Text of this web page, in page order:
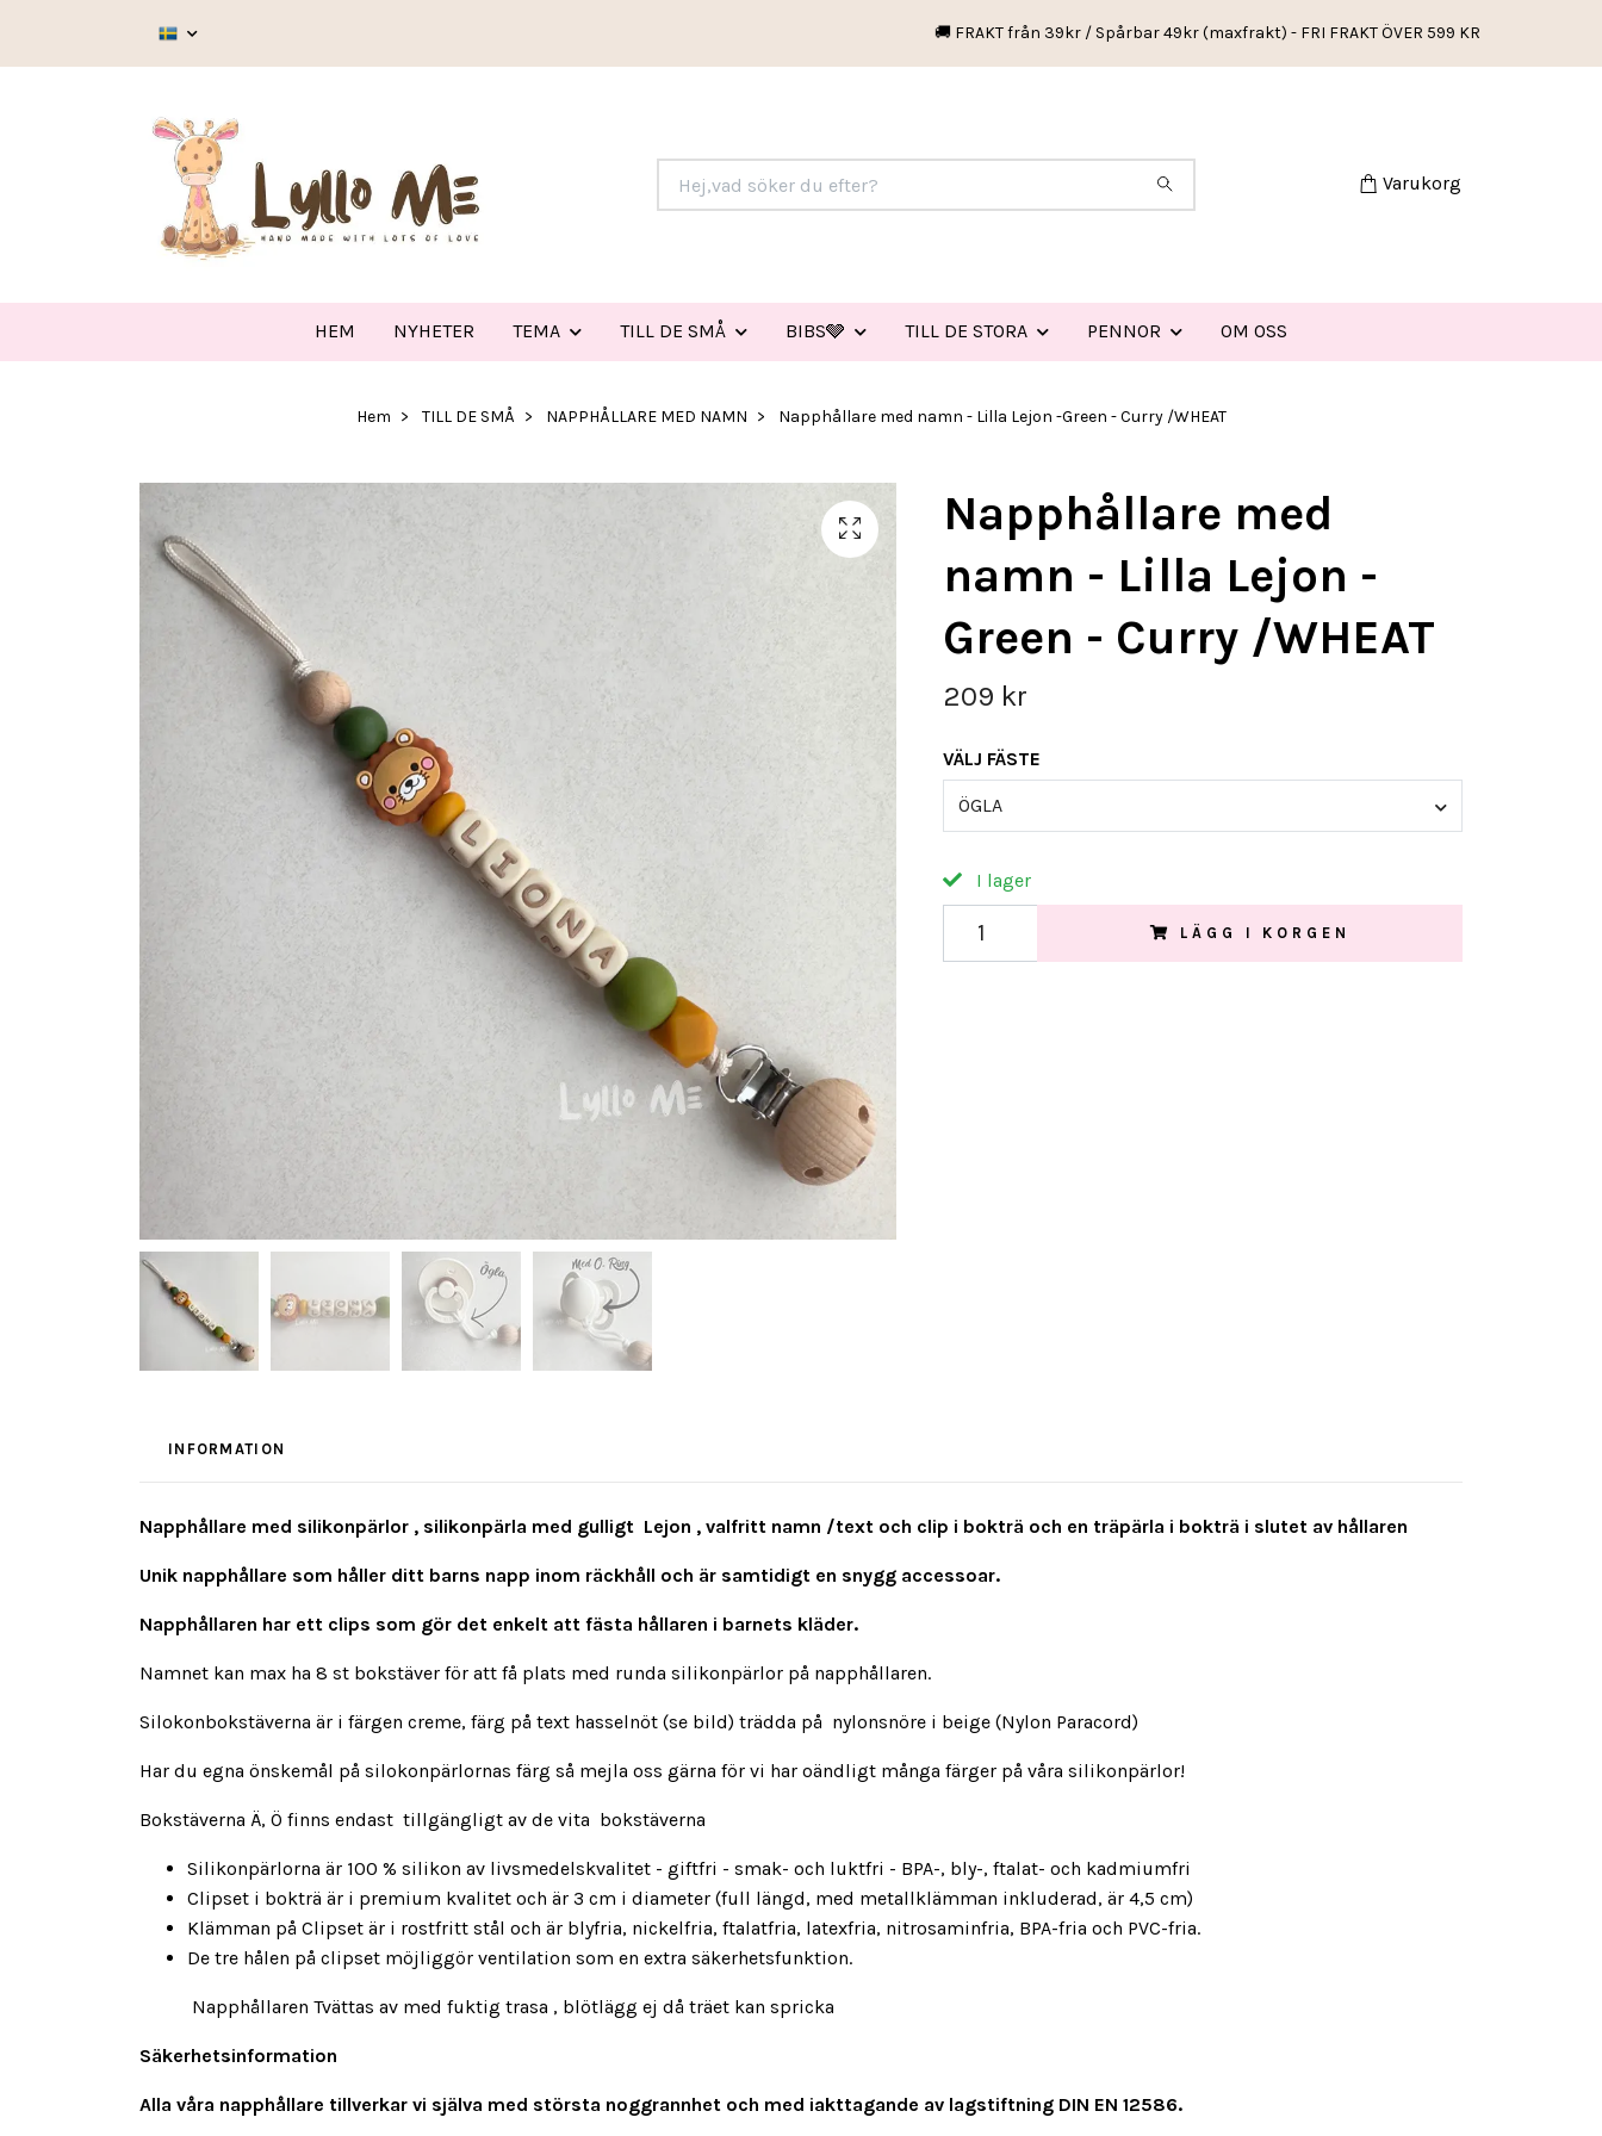
🚚 FRAKT från 39kr / Spårbar 49kr (maxfrakt) - FRI FRAKT ÖVER 599 KR
Varukorg
HEM NYHETER TEMA TILL DE SMÅ BIBS🩶 TILL DE STORA PENNOR OM OSS
Hem TILL DE SMÅ NAPPHÅLLARE MED NAMN Napphållare med namn - Lilla Lejon -Green - Curry /WHEAT
Napphållare med
namn - Lilla Lejon -
Green - Curry /WHEAT
209 kr
VÄLJ FÄSTE
ÖGLA
I lager
LÄGG I KORGEN
INFORMATION
Napphållare med silikonpärlor , silikonpärla med gulligt Lejon , valfritt namn /text och clip i bokträ och en träpärla i bokträ i slutet av hållaren
Unik napphållare som håller ditt barns napp inom räckhåll och är samtidigt en snygg accessoar.
Napphållaren har ett clips som gör det enkelt att fästa hållaren i barnets kläder.
Namnet kan max ha 8 st bokstäver för att få plats med runda silikonpärlor på napphållaren.
Silokonbokstäverna är i färgen creme, färg på text hasselnöt (se bild) trädda på nylonsnöre i beige (Nylon Paracord)
Har du egna önskemål på silokonpärlornas färg så mejla oss gärna för vi har oändligt många färger på våra silikonpärlor!
Bokstäverna Ä, Ö finns endast tillgängligt av de vita bokstäverna
Silikonpärlorna är 100 % silikon av livsmedelskvalitet - giftfri - smak- och luktfri - BPA-, bly-, ftalat- och kadmiumfri
Clipset i bokträ är i premium kvalitet och är 3 cm i diameter (full längd, med metallklämman inkluderad, är 4,5 cm)
Klämman på Clipset är i rostfritt stål och är blyfria, nickelfria, ftalatfria, latexfria, nitrosaminfria, BPA-fria och PVC-fria.
De tre hålen på clipset möjliggör ventilation som en extra säkerhetsfunktion.
Napphållaren Tvättas av med fuktig trasa , blötlägg ej då träet kan spricka
Säkerhetsinformation
Alla våra napphållare tillverkar vi själva med största noggrannhet och med iakttagande av lagstiftning DIN EN 12586.